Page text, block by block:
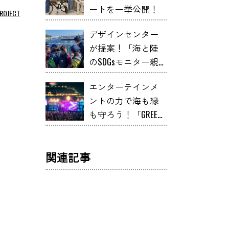
ートを一挙公開！
デザインセンター
が提案！「海と陸
のSDGsモニター親
子ツアー」に息子
と行ってみたら意
外とツボった件
エンターテインメ
ントの力で海も緑
も守ろう！「GREEN
ROOM」の挑戦！
関連記事